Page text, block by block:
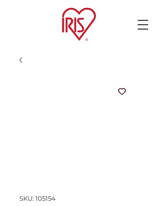
SKU: 105154